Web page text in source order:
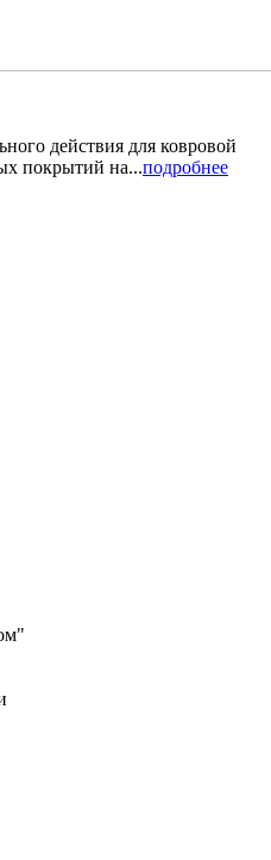
действия для ковровой
покрытий на...подробнее